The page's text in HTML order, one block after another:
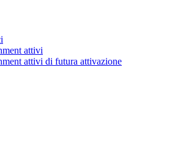
attivi
attivi di futura attivazione